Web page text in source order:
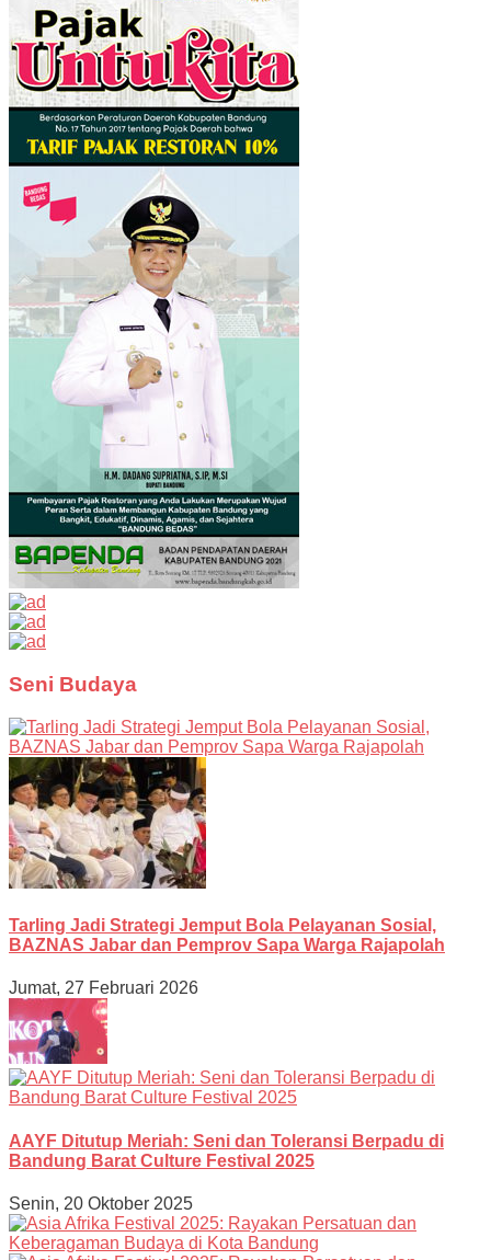
Seni Budaya
Tarling Jadi Strategi Jemput Bola Pelayanan Sosial,
BAZNAS Jabar dan Pemprov Sapa Warga Rajapolah
Jumat, 27 Februari 2026
AAYF Ditutup Meriah: Seni dan Toleransi Berpadu di
Bandung Barat Culture Festival 2025
Senin, 20 Oktober 2025